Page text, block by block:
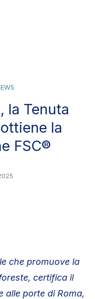
la Tenuta
la
FSC®
che promuove la
certifica il
alle porte di Roma,